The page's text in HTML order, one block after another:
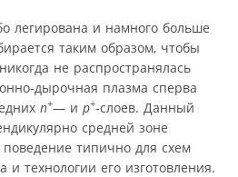
легирована и намного больше
таким образом, чтобы
не распространялась
дырочная плазма сперва
n+— и p+-слоев. Данный
средней зоне
типично для схем
технологии его изготовления.